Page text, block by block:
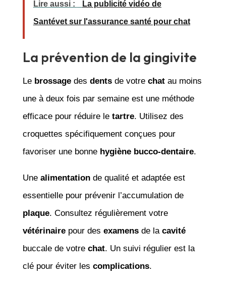
Lire aussi : La publicité vidéo de
Santévet sur l'assurance santé pour chat
La prévention de la gingivite
Le brossagedes dentsde votre chatau moins
une à deux fois par semaine est une méthode
efficace pour réduire le tartre. Utilisez des
croquettes spécifiquement conçues pour
favoriser une bonne hygiène bucco-dentaire.
Une alimentationde qualité et adaptée est
essentielle pour prévenir l’accumulation de
plaque. Consultez régulièrement votre
vétérinairepour des examensde la cavité
buccale de votre chat. Un suivi régulier est la
clé pour éviter les complications.